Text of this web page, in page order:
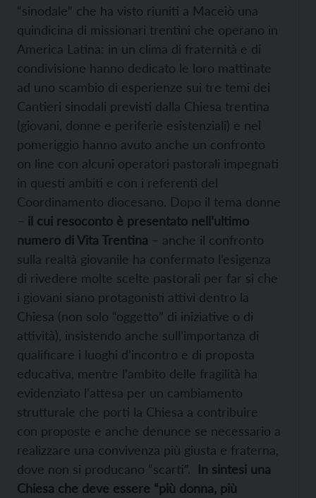
“sinodale” che ha visto riuniti a Maceiò una
quindicina di missionari trentini che operano in
America Latina: in un clima di fraternità e di
condivisione hanno dedicato le loro mattinate
ad uno scambio di esperienze sui tre temi dei
Cantieri sinodali previsti dalla Chiesa trentina
(giovani, donne e periferie esistenziali) e nel
pomeriggio hanno avuto anche un confronto
on line con alcuni operatori pastorali impegnati
in questi ambiti e con i referenti del
Coordinamento diocesano. Dopo il tema donne
– il cui resoconto è presentato nell’ultimo
numero di Vita Trentina – anche il confronto
sulla realtà giovanile ha confermato l’esigenza
di rivedere molte scelte pastorali per far si che
i giovani siano protagonisti attivi dentro la
Chiesa (non solo “oggetto” di iniziative o di
attività), insistendo anche sull’importanza di
qualificare i luoghi d’incontro e di proposta
educativa, mentre l’ambito delle fragilità ha
evidenziato l’attesa per un cambiamento
strutturale che porti la Chiesa a contribuire
con proposte e anche denunce se necessario a
realizzare una convivenza più giusta e fraterna,
dove non si producano “scarti”. In sintesi una
Chiesa che deve essere “più donna, più